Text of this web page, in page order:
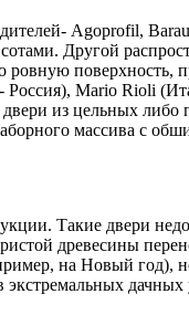
Agoprofil,
Другой
ровную
Mario Rioli
двери из цельных
массива с
Такие двери
древесины
на Новый год),